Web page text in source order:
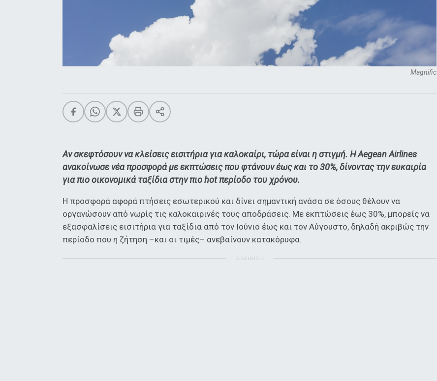
Magnific
Αν σκεφτόσουν να κλείσεις εισιτήρια για καλοκαίρι, τώρα είναι η στιγμή. Η Aegean Airlines
ανακοίνωσε νέα προσφορά με εκπτώσεις που φτάνουν έως και το 30%, δίνοντας την ευκαιρία
για πιο οικονομικά ταξίδια στην πιο hot περίοδο του χρόνου.
Η προσφορά αφορά πτήσεις εσωτερικού και δίνει σημαντική ανάσα σε όσους θέλουν να
οργανώσουν από νωρίς τις καλοκαιρινές τους αποδράσεις. Με εκπτώσεις έως 30%, μπορείς να
εξασφαλίσεις εισιτήρια για ταξίδια από τον Ιούνιο έως και τον Αύγουστο, δηλαδή ακριβώς την
περίοδο που η ζήτηση –και οι τιμές– ανεβαίνουν κατακόρυφα.
ΔΙΑΦΗΜΙΣΗ